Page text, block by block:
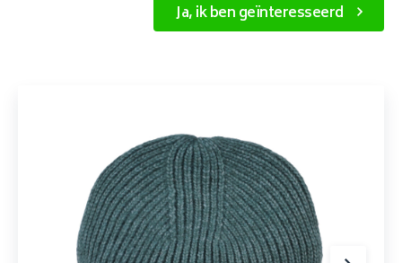
Ja, ik ben geïnteresseerd